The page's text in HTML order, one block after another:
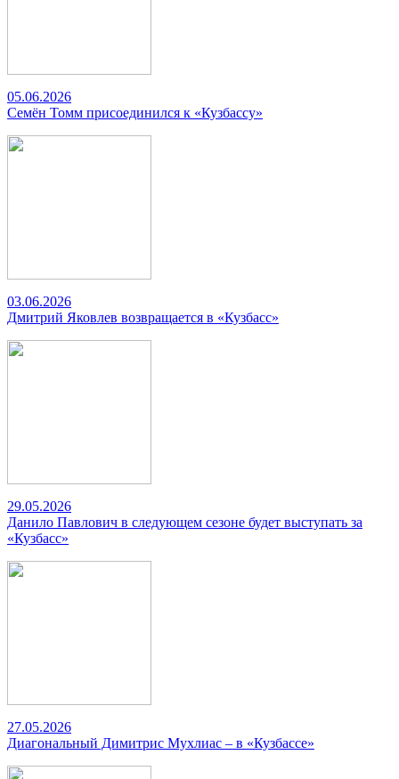
05.06.2026
Семён Томм присоединился к «Кузбассу»
03.06.2026
Дмитрий Яковлев возвращается в «Кузбасс»
29.05.2026
Данило Павлович в следующем сезоне будет выступать за
«Кузбасс»
27.05.2026
Диагональный Димитрис Мухлиас – в «Кузбассе»